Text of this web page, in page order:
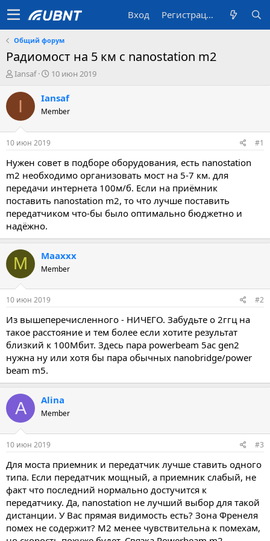
Вход Регистрация
Общий форум
Радиомост на 5 км с nanostation m2
А
т
р
м
ы
Iansaf
Д
т
с
а
и
я
10 июн 2019
I Iansaf
Member
10 июн 2019 #1
Нужен совет в подборе оборудования, есть nanostation
m2 необходимо организовать мост на 5-7 км. для
передачи интернета 100м/б. Если на приёмник
поставить nanostation m2, то что лучше поставить
передатчиком что-бы было оптимально бюджетно и
надёжно.
M Maaxxx
Member
10 июн 2019 #2
Из вышеперечисленного - НИЧЕГО. Забудьте о 2ггц на
такое расстояние и тем более если хотите результат
близкий к 100Мбит. Здесь пара powerbeam 5ac gen2
нужна ну или хотя бы пара обычных nanobridge/power
beam m5.
A Alina
Member
10 июн 2019 #3
Для моста приемник и передатчик лучше ставить одного
типа. Если передатчик мощный, а приемник слабый, не
факт что последний нормально достучится к
передатчику. Да, nanostation не лучший выбор для такой
дистанции. У Вас прямая видимость есть? Зона Френеля
помех не содержит? M2 менее чувствительна к помехам,